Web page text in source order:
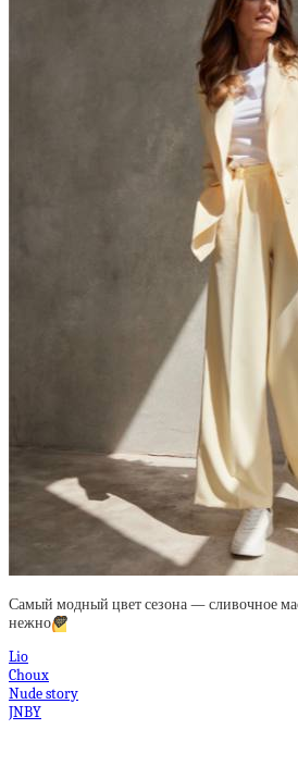
Самый модный цвет сезона — сливочное
нежно💛
Lio
Choux
Nude story
JNBY